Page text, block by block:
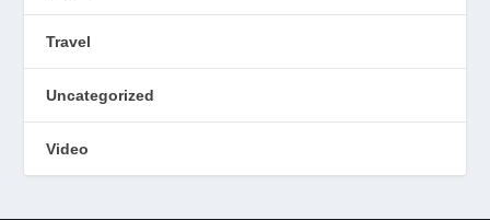
Travel
Uncategorized
Video